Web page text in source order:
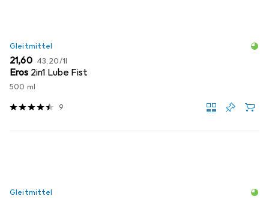
Gleitmittel
EUR
21,60 EUR
43,20/1l
Eros 2in1 Lube Fist
500 ml
9
Gleitmittel